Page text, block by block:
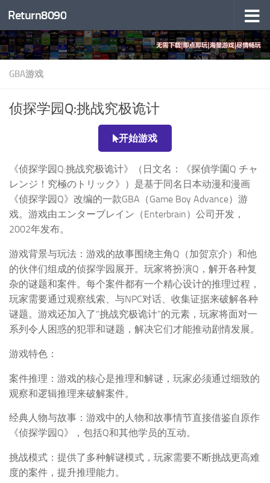
跳至内容
Return8090
GBA游戏
侦探学园Q:挑战究极诡计
开始游戏
《侦探学园Q:挑战究极诡计》（日文名：《探偵学園Q チャ
レンジ！究極のトリック》）是基于同名日本动漫和漫画
《侦探学园Q》改编的一款GBA（Game Boy Advance）游
戏。游戏由エンターブレイン（Enterbrain）公司开发，
2002年发布。
游戏背景与玩法：游戏的故事围绕主角Q（加贺京介）和他
的伙伴们组成的侦探学园展开。玩家将扮演Q，解开各种复
杂的谜题和案件。每个案件都有一个精心设计的推理过程，
玩家需要通过观察线索、与NPC对话、收集证据来破解各种
谜题。游戏还加入了“挑战究极诡计”的元素，玩家将面对一
系列令人困惑的犯罪和谜题，解决它们才能推动剧情发展。
游戏特色：
案件推理：游戏的核心是推理和解谜，玩家必须通过细致的
观察和逻辑推理来破解案件。
经典人物与故事：游戏中的人物和故事情节直接借鉴自原作
《侦探学园Q》，包括Q和其他学员的互动。
挑战模式：提供了多种解谜模式，玩家需要不断挑战更高难
度的案件，提升推理能力。